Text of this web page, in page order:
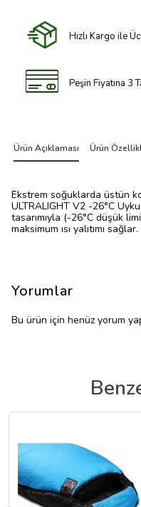
Hızlı Kargo ile
Peşin Fiyatına 3
Ürün Açıklaması Ürün
Ekstrem soğuklarda üstün
ULTRALIGHT V2 -26°C
tasarımıyla (-26°C düşük
maksimum ısı yalıtımı sağlar.
Yorumlar
Bu ürün için henüz yorum